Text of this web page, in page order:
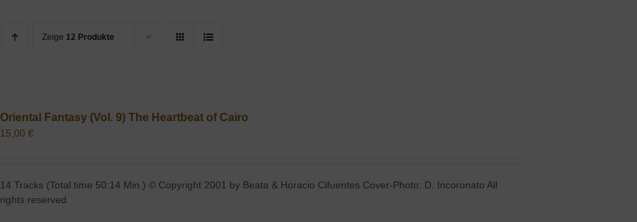
Zeige 12 Produkte
Oriental Fantasy (Vol. 9) The Heartbeat of Cairo
15,00€
14 Tracks (Total time 50:14 Min.) © Copyright 2001 by Beata & Horacio Cifuentes Cover-Photo: D. Incoronato All
rights reserved